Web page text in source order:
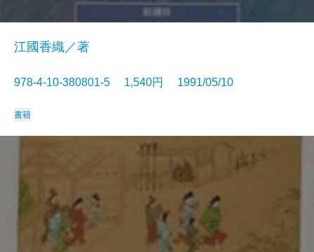
江國香織／著
978-4-10-380801-5 1,540円 1991/05/10
書籍